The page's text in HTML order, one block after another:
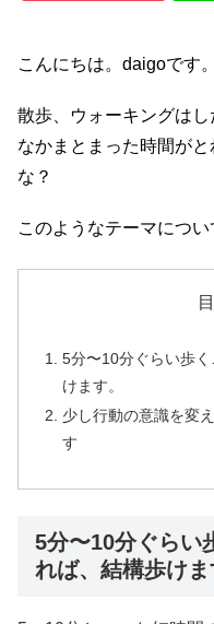
こんにちは。daigoです。
散歩、ウォーキングは
なかまとまった時間が
な？
このようなテーマについ
5分〜10分ぐらい歩
けます。
少し行動の意識を変
す
5分〜10分ぐらい
れば、結構歩けま